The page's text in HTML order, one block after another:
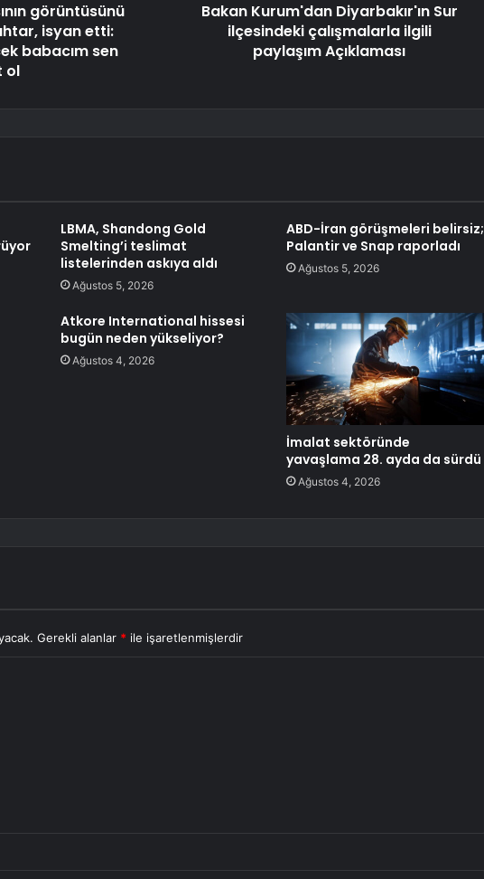
görüntüsünü
isyan etti:
babacım sen
ol
Bakan Kurum'dan Diyarbakır'ın Sur
ilçesindeki çalışmalarla ilgili
paylaşım Açıklaması
LBMA, Shandong Gold
Smelting’i teslimat
listelerinden askıya aldı
Ağustos 5, 2026
ABD-İran görüşmeleri belirsiz;
Palantir ve Snap raporladı
Ağustos 5, 2026
Atkore International hissesi
bugün neden yükseliyor?
Ağustos 4, 2026
İmalat sektöründe
yavaşlama 28. ayda da sürdü
Ağustos 4, 2026
Gerekli alanlar * ile işaretlenmişlerdir